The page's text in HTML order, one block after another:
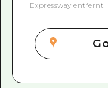
Expressway entfernt